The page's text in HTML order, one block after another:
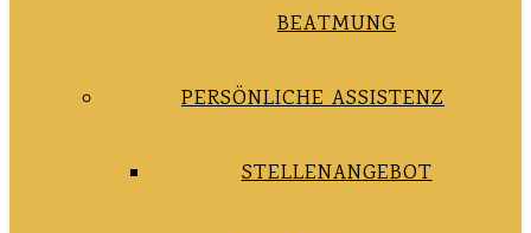
BEATMUNG
PERSÖNLICHE ASSISTENZ
STELLENANGEBOT